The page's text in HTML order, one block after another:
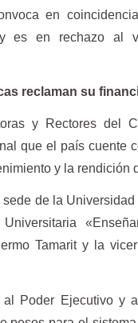
en
es en rechazo al
reclaman su
y Rectores del
que el país cuente
y la rendición
de la
Tamarit y la
Poder Ejecutivo y